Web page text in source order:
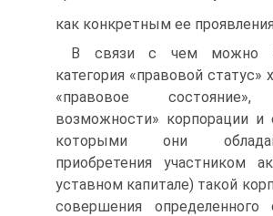
как конкретным ее
В связи с чем можно
категория «правовой статус»
«правовое состояние»,
возможности» корпорации и
которыми они
приобретения участником
уставном капитале) такой
совершения определенного